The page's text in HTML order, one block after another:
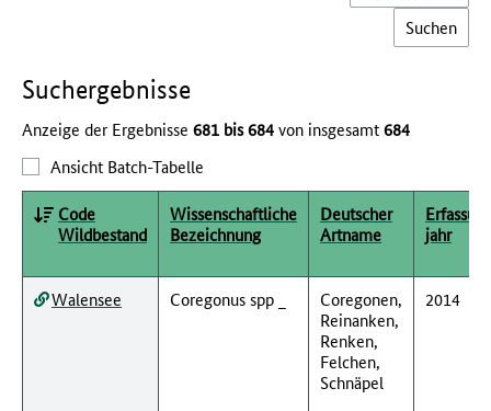
Such­ergebnisse
Anzeige der Ergebnisse 681 bis 684von insgesamt684
Ansicht Batch-Tabelle
Code
Wildbestand
Wissenschaftliche
Bezeichnung
Deutscher
Artname
jahr
Walensee Coregonus spp _
Coregonen,
Reinanken,
Renken,
Felchen,
Schnäpel
2014